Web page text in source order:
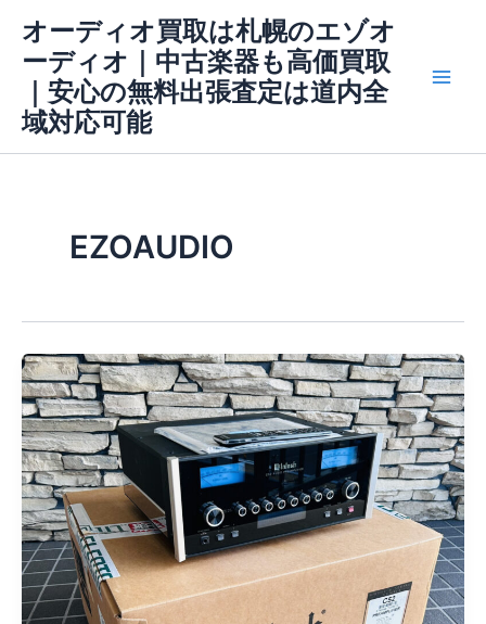
オーディオ買取は札幌のエゾオ
ーディオ｜中古楽器も高価買取
｜安心の無料出張査定は道内全
域対応可能
EZOAUDIO